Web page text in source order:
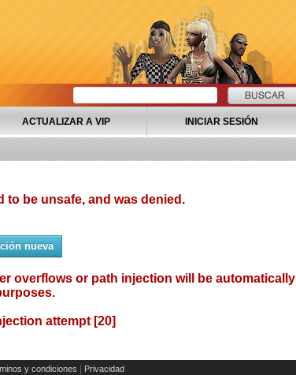
ACTUALIZAR A VIP INICIAR SESIÓN
to be unsafe, and was denied.
nueva
overflows or path injection will be automatically
attempt [20]
y condiciones
Privacidad